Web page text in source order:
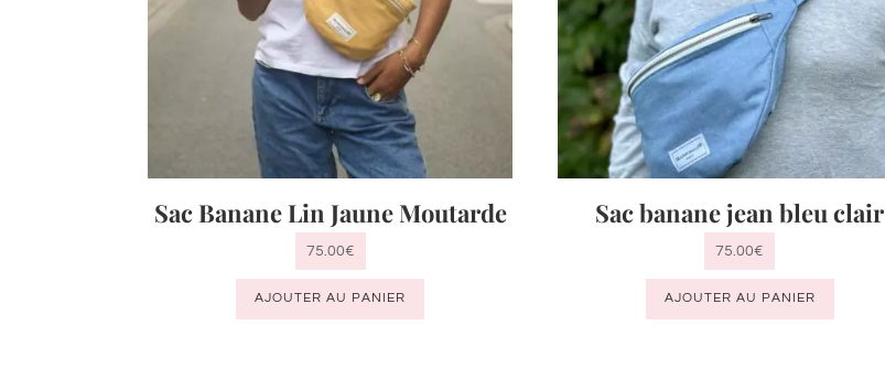
Sac Banane Lin Jaune Moutarde
75.00€
AJOUTER AU PANIER
Sac banane jean bleu clair
75.00€
AJOUTER AU PANIER